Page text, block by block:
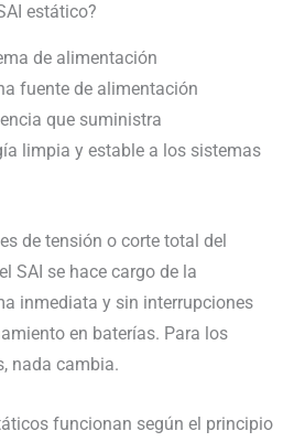
estático?
de alimentación
fuente de alimentación
que suministra
limpia y estable a los sistemas
de tensión o corte total del
SAI se hace cargo de la
inmediata y sin interrupciones
en baterías. Para los
nada cambia.
funcionan según el principio